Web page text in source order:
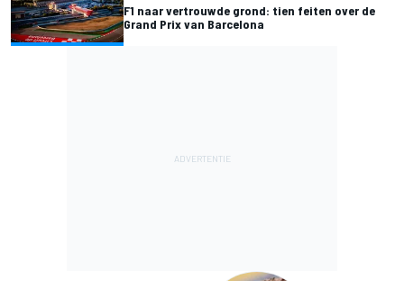
F1 naar vertrouwde grond: tien feiten over de
Grand Prix van Barcelona